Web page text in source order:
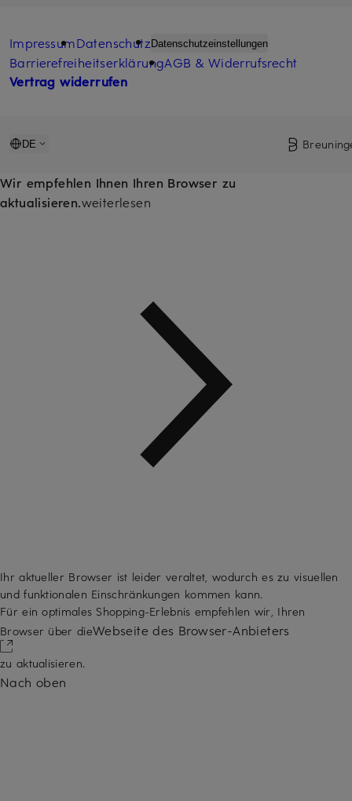
ImpressumDatenschutzDatenschutzeinstellungen
BarrierefreiheitserklärungAGB & Widerrufsrecht
Vertrag widerrufen
DE
Wir empfehlen Ihnen Ihren Browser zu
aktualisieren.weiterlesen
Ihr aktueller Browser ist leider veraltet, wodurch es zu visuellen
und funktionalen Einschränkungen kommen kann.
Für ein optimales Shopping-Erlebnis empfehlen wir, Ihren
Browser über dieWebseite des Browser-Anbieters
zu aktualisieren.
Nach oben